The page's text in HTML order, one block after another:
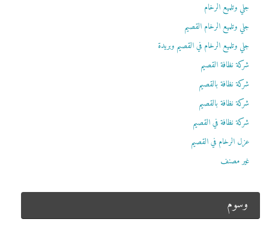
جلي وتلميع الرخام
جلي وتلميع الرخام القصيم
جلي وتلميع الرخام في القصيم وبريدة
شركة نظافة القصيم
شركة نظافة بالقصيم
شركة نظافة بالقصيم
شركة نظافة في القصيم
عزل الرخام في القصيم
غير مصنف
وسوم